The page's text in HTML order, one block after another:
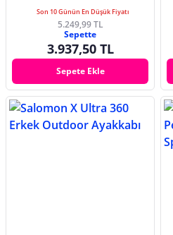
Son 10 Günün En Düşük Fiyatı
5.249,99 TL
Sepette
3.937,50 TL
Sepete Ekle